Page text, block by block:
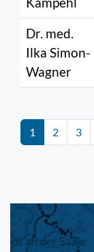
Dr. med.
Ilka Simon-
Wagner
1 2 3